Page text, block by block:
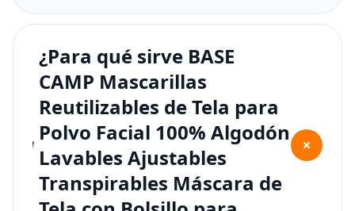
¿Para qué sirve BASE
CAMP Mascarillas
Reutilizables de Tela para
Polvo Facial 100% Algodón
Lavables Ajustables
Transpirables Máscara de
+